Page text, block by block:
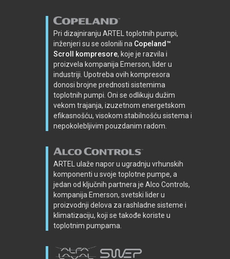
Pri dizajniranju ARTEL toplotnih pumpi,
inženjeri su se oslonili na Copeland™
Scroll kompresore, koje je razvila i
proizvela kompanija Emerson, lider u
industriji. Upotreba ovih kompresora
donosi brojne prednosti sistemima
toplotnih pumpi. Oni se odlikuju dužim
vekom trajanja, izuzetnom energetskom
efikasnošću, visokom stabilnošću sistema i
nepokolebljivim pouzdanim radom.
ARTEL ulaže napor u ugradnju vrhunskih
komponenti u svoje toplotne pumpe, a
jedan od ključnih partnera je Alco Controls,
kompanija Emerson, svetski lider u
proizvodnji delova za rashladne sisteme i
klimatizaciju, koji se takođe koriste u
toplotnim pumpama.